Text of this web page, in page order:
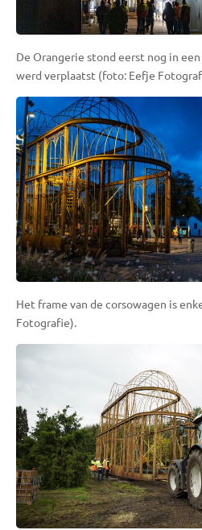
De Orangerie stond eerst nog in
werd verplaatst (foto: Eefje
Het frame van de corsowagen is
Fotografie).